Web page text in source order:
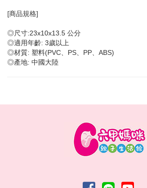
[商品規格]
◎尺寸:23x10x13.5 公分
◎適用年齡: 3歲以上
◎材質: 塑料(PVC、PS、PP、ABS)
◎產地: 中國大陸